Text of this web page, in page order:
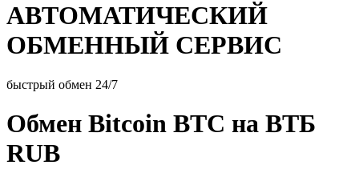
АВТОМАТИЧЕСКИЙ
ОБМЕННЫЙ СЕРВИС
быстрый обмен 24/7
Обмен Bitcoin BTC на ВТБ
RUB